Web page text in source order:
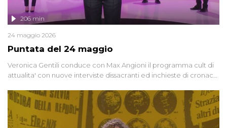
Puntata del 24 maggio
206 min
24 maggio 2026
Veronica Gentili conduce con Max Angioni il programma cult di
attualita' con nuove interviste dissacranti ed inchieste di cronaca